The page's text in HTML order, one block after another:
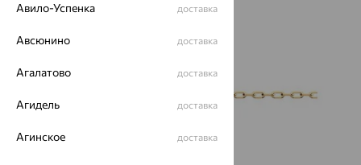
Авило-Успенка доставка
Авсюнино доставка
Агалатово доставка
Агидель доставка
Агинское доставка